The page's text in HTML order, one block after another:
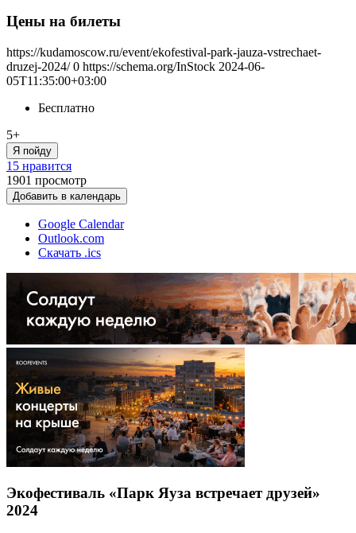
Цены на билеты
https://kudamoscow.ru/event/ekofestival-park-jauza-vstrechaet-
druzej-2024/ 0 https://schema.org/InStock 2024-06-
05T11:35:00+03:00
Бесплатно
5+
Я пойду
15 нравится
1901 просмотр
Добавить в календарь
Google Calendar
Outlook.com
Скачать .ics
Экофестиваль «Парк Яуза встречает друзей»
2024